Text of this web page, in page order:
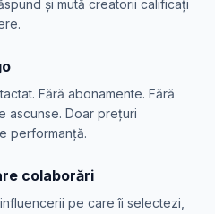
și mută creatorii calificați
Fără abonamente. Fără
ascunse. Doar prețuri
performanță.
colaborări
pe care îi selectezi,